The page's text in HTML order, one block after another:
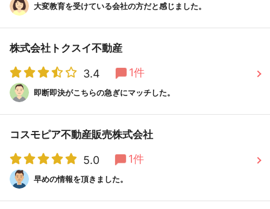
大変教育を受けている会社の方だと感じました。
株式会社トクスイ不動産
3.4 1件
即断即決がこちらの急ぎにマッチした。
コスモピア不動産販売株式会社
5.0 1件
早めの情報を頂きました。